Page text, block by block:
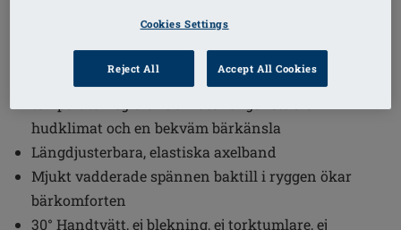
Lättsittande bh, med fin spets i urringningen, som
kommer i en mängd olika storlekar
Formpressade fickor gjorda av andningsbart,
hudklimat och en bekväm bärkänsla
Längdjusterbara, elastiska axelband
Mjukt vadderade spännen baktill i ryggen ökar
bärkomforten
30° Handtvätt, ej blekning, ej torktumlare, ej
Cookies Settings
Reject All Accept All Cookies